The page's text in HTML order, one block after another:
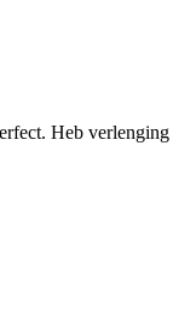
Heb verlenging